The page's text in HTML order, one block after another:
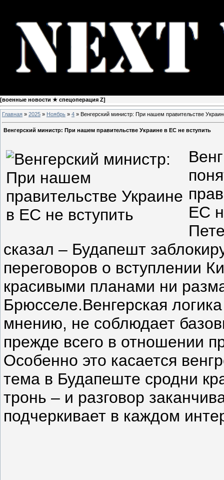
[военные новости ★ спецоперация Z]
Главная » 2025 » Ноябрь » 4 » Венгерский министр: При нашем правительстве
Венгерский министр: При нашем правительстве Украине в ЕС не вступить
ЕС
сказал – Будапешт
переговоров о вступлении
красивыми планами ни
Брюсселе.Венгерская
мнению, не соблюдает
прежде всего в отношении
Особенно это касается
тема в Будапеште сродни
тронь – и разговор
подчеркивает в каждом